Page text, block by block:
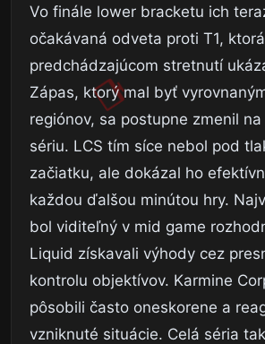
Vo finále lower bracketu ich
očakávaná odveta proti T1,
predchádzajúcom stretnutí
Zápas, ktorý mal byť
regiónov, sa postupne zmenil
sériu. LCS tím síce nebol pod
začiatku, ale dokázal ho
každou ďalšou minútou hry.
bol viditeľný v mid game
Liquid získavali výhody cez
kontrolu objektívov. Karmine
pôsobili často oneskorene a
vzniknuté situácie. Celá séria